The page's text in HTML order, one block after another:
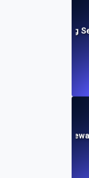
for Streaming
Payment